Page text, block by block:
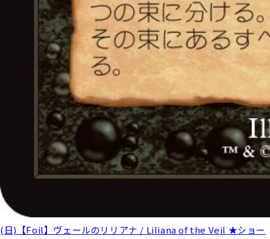
(日)【Foil】ヴェールのリリアナ / Liliana of the Veil ★ショー